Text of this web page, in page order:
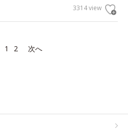
3314 view
1 2 次へ